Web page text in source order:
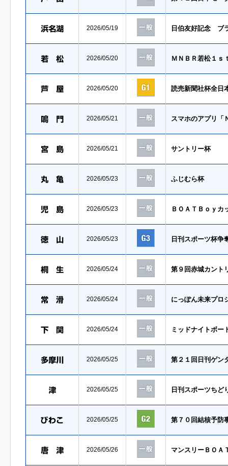
2026/05/19 日伯友好記念 ブ
2026/05/20 ＭＮＢＲ若松１ｓ
2026/05/20 読売新聞社杯全日
2026/05/21 スマホのアプリ「
2026/05/21 サントリー杯
2026/05/23 ふじむら杯
2026/05/23 ＢＯＡＴＢｏｙカ
2026/05/23 日刊スポーツ杯争
2026/05/24 第９回赤城カント
2026/05/24 にっぽん未来プロ
2026/05/24 ミッドナイトボ
2026/05/25 第２１回日刊ゲン
2026/05/25 日刊スポーツちど
2026/05/25 第７０回結核予
2026/05/26 マンスリーＢＯＡ